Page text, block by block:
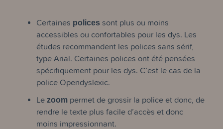
Certaines polices sont plus ou moins
accessibles ou confortables pour les dys. Les
études recommandent les polices sans sérif,
type Arial. Certaines polices ont été pensées
spécifiquement pour les dys. C’est le cas de la
police Opendyslexic.
Le zoom permet de grossir la police et donc, de
rendre le texte plus facile d’accès et donc
moins impressionnant.